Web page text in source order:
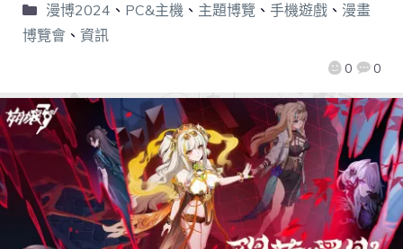
0 0
漫博2024 、 PC&主機、 主題博覽 、 手機遊戲、 漫畫
博覽會 、 資訊